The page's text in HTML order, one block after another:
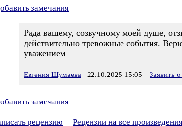
замечания
Рада вашему, созвучному моей душе,
действительно тревожные события.
уважением
Евгения Шумаева 22.10.2025 15:05 Заявить
замечания
рецензию Рецензии на все